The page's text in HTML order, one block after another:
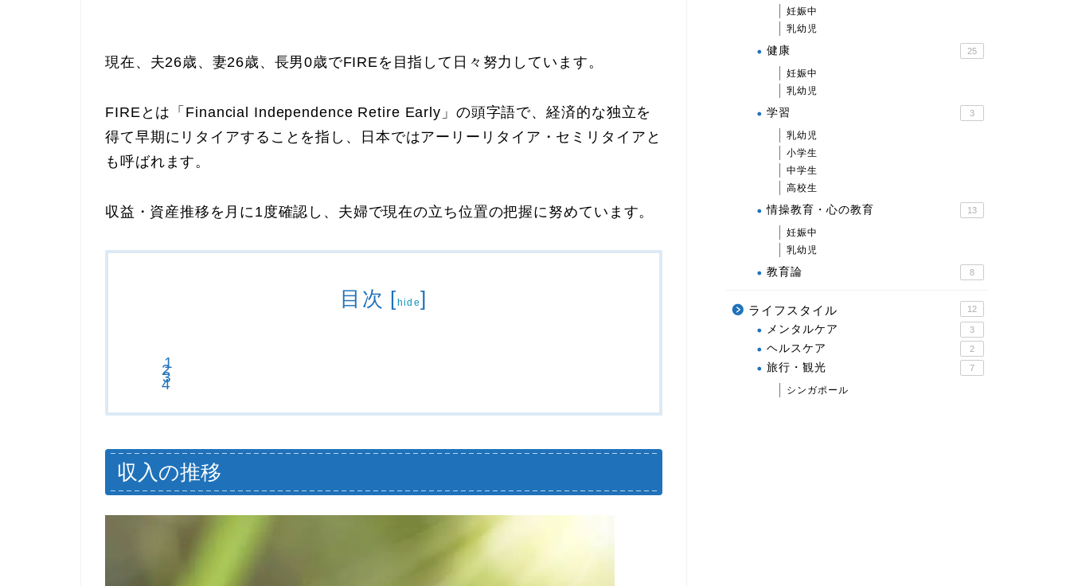
現在、 夫26歳、妻26歳、長男0歳でFIREを目指して 日々努力しています。
FIREとは「Financial Independence Retire Early」の頭字語で、経済的な独立を
得て早期にリタイアすることを指し、日本ではアーリーリタイア・セミリタイアと
も呼ばれます。
収益・資産推移を月に1度確認し、 夫婦で現在の立ち位置の把握に努めています。
目次 [ hide]
収入の推移
妊娠中
乳幼児
健康 25
妊娠中
乳幼児
学習 3
乳幼児
小学生
中学生
高校生
情操教育・心の教育 13
妊娠中
乳幼児
教育論 8
ライフスタイル 12
メンタルケア 3
ヘルスケア 2
旅行・観光 7
シンガポール